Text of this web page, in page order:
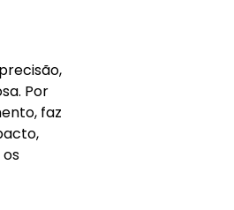
Por
faz